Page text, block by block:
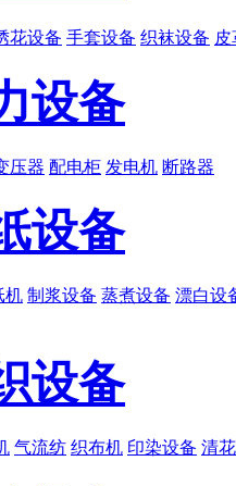
花设备 手套设备 织袜设备
设备
压器 配电柜 发电机 断路器
设备
机 制浆设备 蒸煮设备 漂白设
设备
气流纺 织布机 印染设备 清